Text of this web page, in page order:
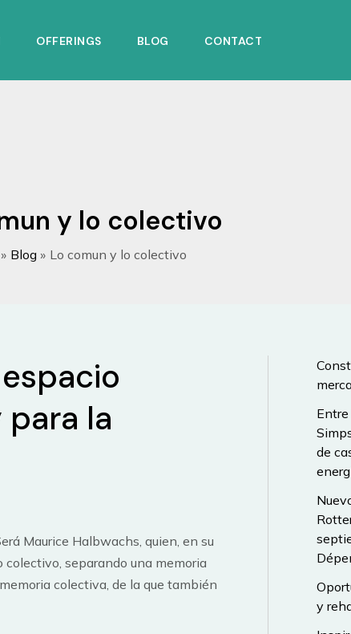
OFFERINGS BLOG CONTACT
y lo colectivo
Blog Lo comun y lo colectivo
la
Maurice Halbwachs, quien, en su
separando una memoria
colectiva, de la que también
Entre
de
y